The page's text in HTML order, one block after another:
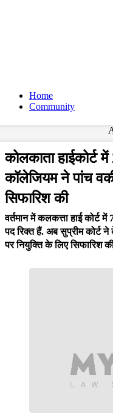
Home
Community
कोलकाता हाईकोर्ट
कॉलेजियम ने पांच
सिफारिश की
वर्तमान में कलकत्ता हाई
पद रिक्त हैं. अब सुप्रीम कोर्ट
पर नियुक्ति के लिए सिफारिश